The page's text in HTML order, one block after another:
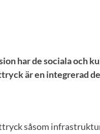
har de sociala och
är en integrerad
såsom